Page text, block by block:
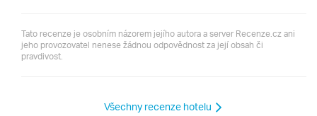
Tato recenze je osobním názorem jejího autora a server Recenze.cz ani
jeho provozovatel nenese žádnou odpovědnost za její obsah či
pravdivost.
Všechny recenze hotelu